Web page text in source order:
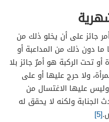
جائز على أن يخلو ذلك من
ما دون ذلك من المداعبة أو
أو تحت الركبة هو أمرٌ جائز بلا
ولا حرج عليها أو على
عليها الاغتسال من
الجنابة ولكنه لا يحقق له
[5]